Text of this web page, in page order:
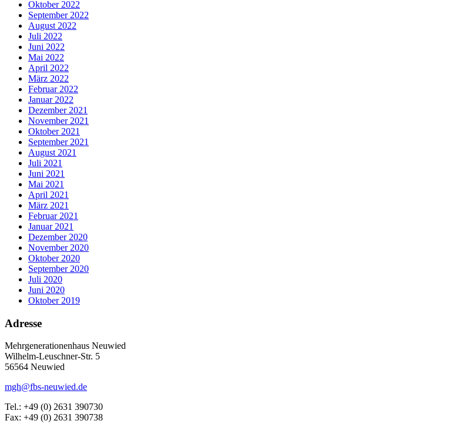
Oktober 2022
September 2022
August 2022
Juli 2022
Juni 2022
Mai 2022
April 2022
März 2022
Februar 2022
Januar 2022
Dezember 2021
November 2021
Oktober 2021
September 2021
August 2021
Juli 2021
Juni 2021
Mai 2021
April 2021
März 2021
Februar 2021
Januar 2021
Dezember 2020
November 2020
Oktober 2020
September 2020
Juli 2020
Juni 2020
Oktober 2019
Adresse
Mehrgenerationenhaus Neuwied
Wilhelm-Leuschner-Str. 5
56564 Neuwied
mgh@fbs-neuwied.de
Tel.: +49 (0) 2631 390730
Fax: +49 (0) 2631 390738